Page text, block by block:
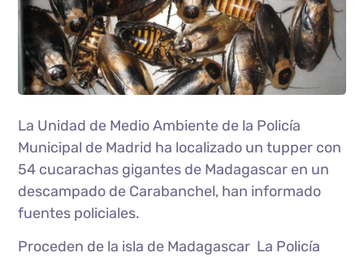
La Unidad de Medio Ambiente de la Policía
Municipal de Madrid ha localizado un tupper con
54 cucarachas gigantes de Madagascar en un
descampado de Carabanchel, han informado
fuentes policiales.
Proceden de la isla de Madagascar La Policía